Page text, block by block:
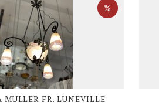
FR. LUNEVILLE